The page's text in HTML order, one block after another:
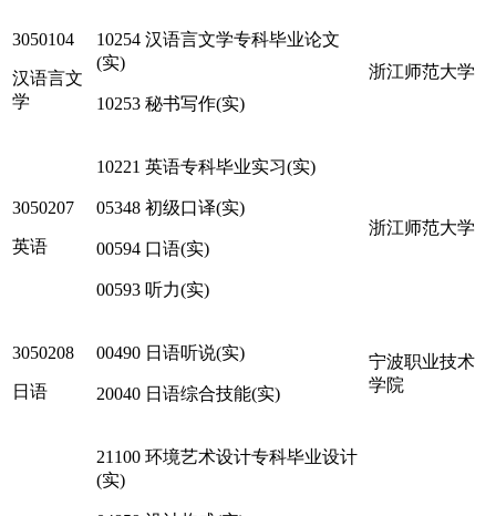
3050104
汉语言文
学
10254 汉语言文学专科毕业论文
(实)
10253 秘书写作(实)
浙江师范大学
3050207
英语
10221 英语专科毕业实习(实)
05348 初级口译(实)
00594 口语(实)
00593 听力(实)
浙江师范大学
3050208
日语
00490 日语听说(实)
20040 日语综合技能(实)
宁波职业技术
学院
21100 环境艺术设计专科毕业设计
(实)